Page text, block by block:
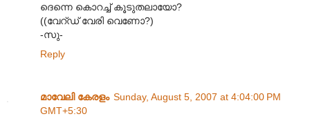
ദെന്നെ കൊറച്ച് കൂടുതലായോ?
((വേറ്ഡ് വേരി വെണോ?)
-സു-
Reply
മാവേലി കേരളം Sunday, August 5, 2007 at 4:04:00 PM
GMT+5:30